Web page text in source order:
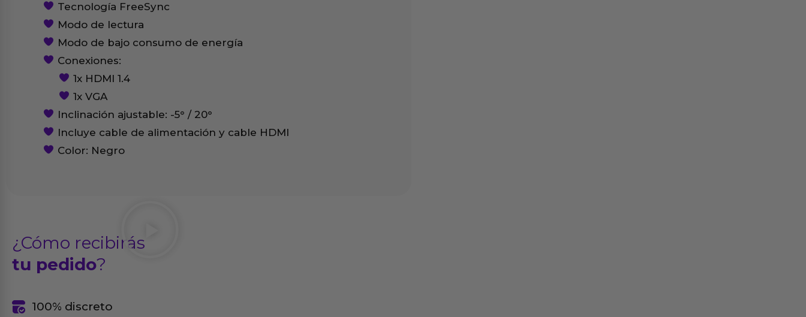
Tecnología FreeSync
Modo de lectura
Modo de bajo consumo de energía
Conexiones:
1x HDMI 1.4
1x VGA
Inclinación ajustable: -5° / 20°
Incluye cable de alimentación y cable HDMI
Color: Negro
¿Cómo recibirás
tu pedido?
100% discreto